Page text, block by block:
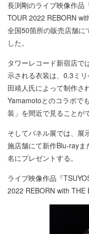
長渕剛のライブ映像作品
TOUR 2022 REBORN
全国50箇所の販売店舗に
した。
タワーレコード新宿店で
示される衣装は、0.3ミ
田靖人氏によって制作さ
Yamamotoとのコラボで
装」を間近で見ることが
そしてパネル展では、展
施店舗にて新作Blu-rayま
名にプレゼントする。
ライブ映像作品『
2022 REBORN with THE